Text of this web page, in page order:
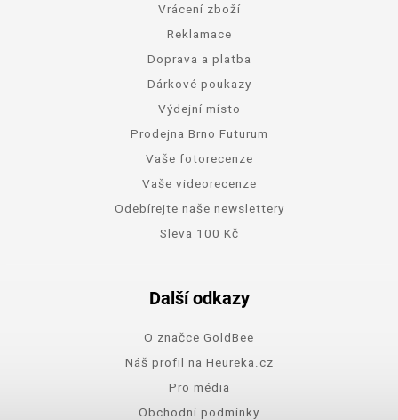
Vrácení zboží
Reklamace
Doprava a platba
Dárkové poukazy
Výdejní místo
Prodejna Brno Futurum
Vaše fotorecenze
Vaše videorecenze
Odebírejte naše newslettery
Sleva 100 Kč
Další odkazy
O značce GoldBee
Náš profil na Heureka.cz
Pro média
Obchodní podmínky